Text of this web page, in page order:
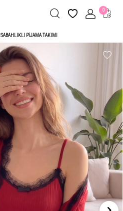
0
SABAHLIKLI PIJAMA TAKIMI